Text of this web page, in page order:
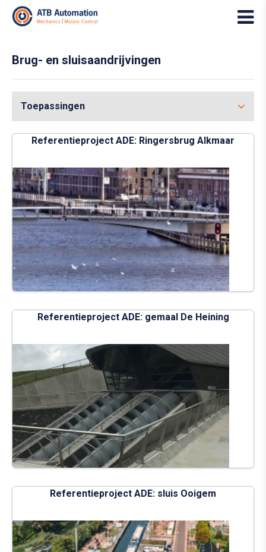
Brug- en sluisaandrijvingen
Toepassingen
Referentieproject ADE: Ringersbrug Alkmaar
Referentieproject ADE: gemaal De Heining
Referentieproject ADE: sluis Ooigem